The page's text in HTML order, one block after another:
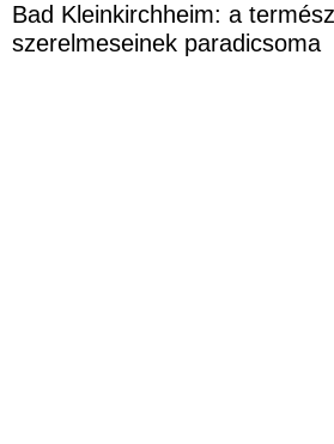
Bad Kleinkirchheim: a
szerelmeseinek paradicsoma